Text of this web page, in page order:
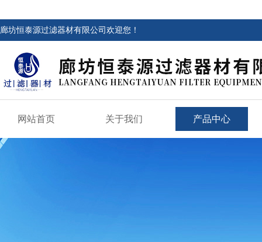
廊坊恒泰源过滤器材有限公司欢迎您！
网站首页 关于我们 产品中心